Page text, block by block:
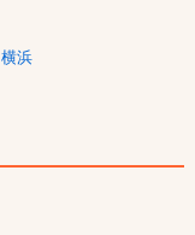
横浜